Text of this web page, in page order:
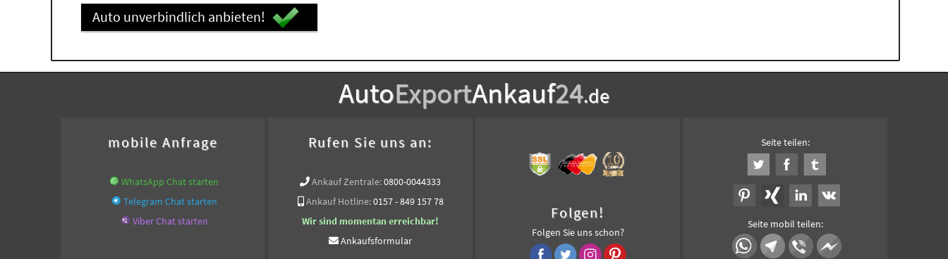
Auto unverbindlich anbieten!
AutoExportAnkauf24.de
mobile Anfrage
WhatsApp Chat starten
Telegram Chat starten
Viber Chat starten
Rufen Sie uns an:
Ankauf Zentrale:0800-0044333
Ankauf Hotline:0157 - 849 157 78
Wir sind momentan erreichbar!
Ankaufsformular
Folgen!
Folgen Sie uns schon?
Seite teilen:
Seite mobil teilen: